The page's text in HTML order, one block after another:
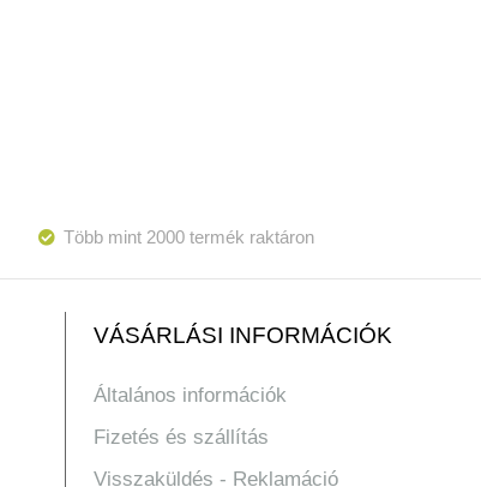
Több mint 2000 termék raktáron
VÁSÁRLÁSI INFORMÁCIÓK
Általános információk
Fizetés és szállítás
Visszaküldés - Reklamáció